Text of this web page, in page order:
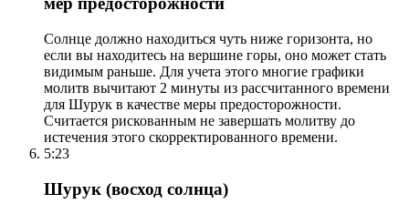
Солнце должно находиться чуть ниже горизонта, но
если вы находитесь на вершине горы, оно может стать
видимым раньше. Для учета этого многие графики
молитв вычитают 2 минуты из рассчитанного времени
для Шурук в качестве меры предосторожности.
Считается рискованным не завершать молитву до
истечения этого скорректированного времени.
5:23
Шурук (восход солнца)